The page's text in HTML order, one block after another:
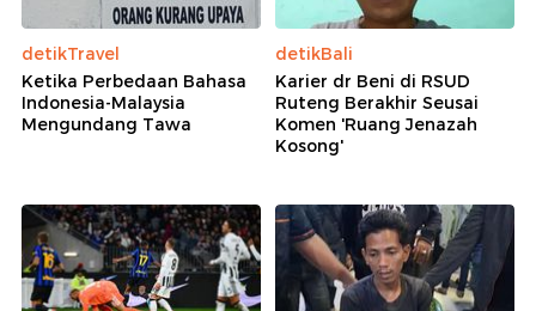
detikTravel
Ketika Perbedaan Bahasa
Indonesia-Malaysia
Mengundang Tawa
detikBali
Karier dr Beni di RSUD
Ruteng Berakhir Seusai
Komen 'Ruang Jenazah
Kosong'